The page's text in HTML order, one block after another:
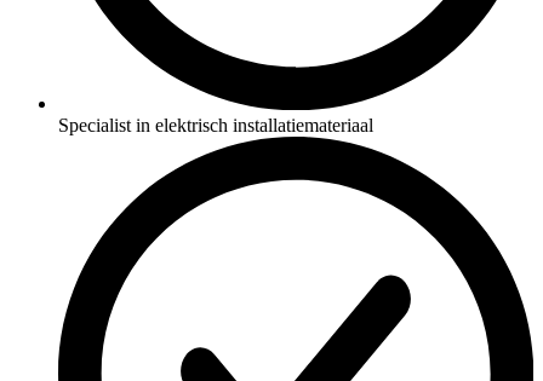
Specialist in elektrisch installatiemateriaal